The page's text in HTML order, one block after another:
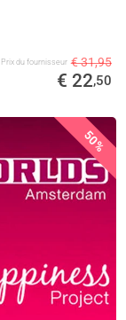
Prix ​​du fournisseur € 31,95
€ 22,50
50%